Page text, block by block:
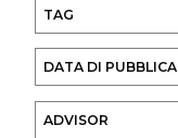
TAG
DATA DI
ADVISOR